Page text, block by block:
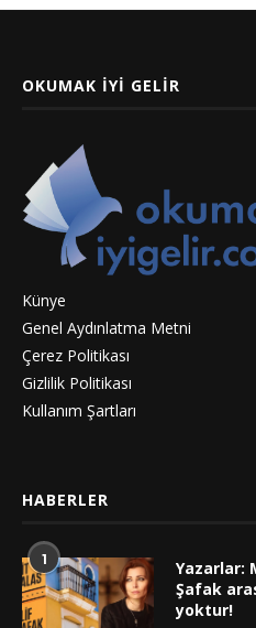
OKUMAK İYI GELIR
Künye
Genel Aydınlatma Metni
Çerez Politikası
Gizlilik Politikası
Kullanım Şartları
HABERLER
1
Yazarlar:
Şafak
yoktur!